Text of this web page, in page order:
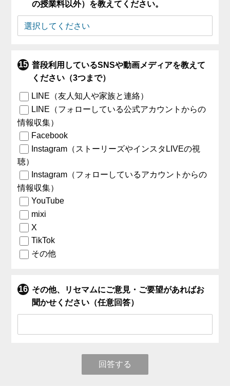
の授業料以外）を教えてください。
普段利用しているSNSや動画メディアを教えて
ください（3つまで）
LINE（友人知人や家族と連絡）
LINE（フォローしている公式アカウントからの
情報収集）
Facebook
Instagram（ストーリーズやインスタLIVEの視
聴）
Instagram（フォローしているアカウントからの
情報収集）
YouTube
mixi
X
TikTok
その他
その他、リセマムにご意見・ご要望があればお
聞かせください（任意回答）
回答する